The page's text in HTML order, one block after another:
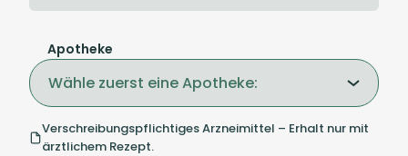
Apotheke
Wähle zuerst eine Apotheke:
Verschreibungspflichtiges Arzneimittel – Erhalt nur mit
ärztlichem Rezept.